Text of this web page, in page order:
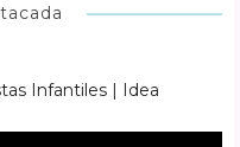
Infantiles | Idea